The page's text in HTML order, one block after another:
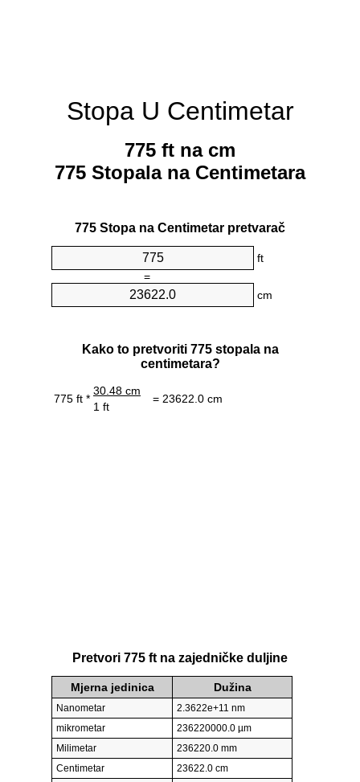
Stopa U Centimetar
775 ft na cm
775 Stopala na Centimetara
775 Stopa na Centimetar pretvarač
ft
=
cm
Kako to pretvoriti 775 stopala na
centimetara?
775 ft *
30.48 cm
= 23622.0 cm
1 ft
Pretvori 775 ft na zajedničke duljine
Mjerna jedinica Dužina
Nanometar
2.3622e+11 nm
mikrometar
236220000.0 µm
Milimetar
236220.0 mm
Centimetar
23622.0 cm